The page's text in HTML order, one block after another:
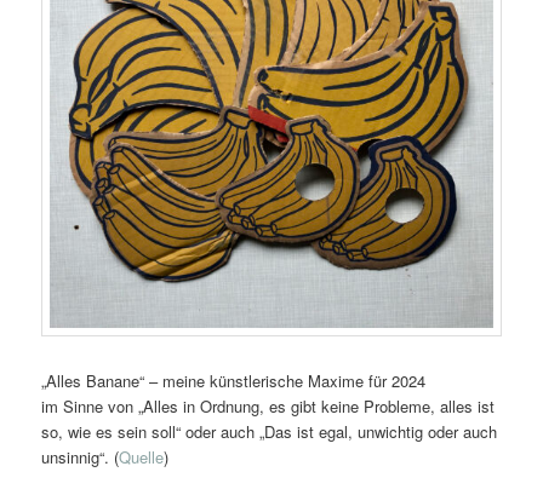
„Alles Banane“ – meine künstlerische Maxime für 2024
im Sinne von „Alles in Ordnung, es gibt keine Probleme, alles ist
so, wie es sein soll“ oder auch „Das ist egal, unwichtig oder auch
unsinnig“. (Quelle)